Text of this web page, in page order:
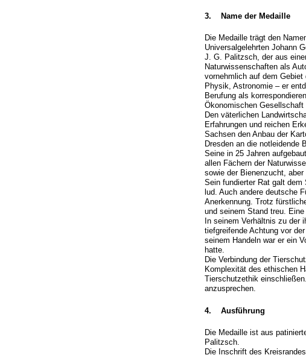
3. Name der Medaille
Die Medaille trägt den
Universalgelehrten Johann
J. G. Palitzsch, der aus
Naturwissenschaften als
vornehmlich auf dem
Physik, Astronomie – er
Berufung als
Ökonomischen Gesellschaft
Den väterlichen
Erfahrungen und reichen
Sachsen den Anbau der
Dresden an die notleidende
Seine in 25 Jahren
allen Fächern der
sowie der Bienenzucht,
Sein fundierter Rat galt
lud. Auch andere deutsche
Anerkennung. Trotz
und seinem Stand treu.
In seinem Verhältnis zu der
tiefgreifende Achtung vor
seinem Handeln war er ein
hatte.
Die Verbindung der
Komplexität des ethischen
Tierschutzethik
anzusprechen.
4. Ausführung
Die Medaille ist aus
Palitzsch.
Die Inschrift des